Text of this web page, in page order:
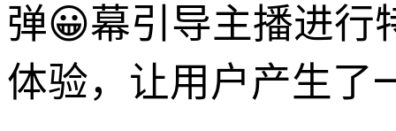
弹😀幕引导主播进行
体验，让用户产生了